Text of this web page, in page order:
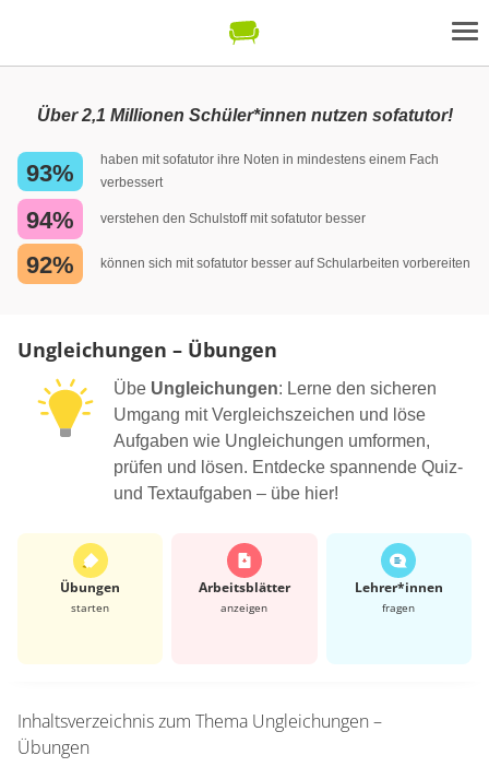
Über 2,1 Millionen Schüler*innen nutzen sofatutor!
93%
haben mit sofatutor ihre Noten in mindestens einem Fach
verbessert
94% verstehen den Schulstoff mit sofatutor besser
92% können sich mit sofatutor besser auf Schularbeiten vorbereiten
Ungleichungen – Übungen
Übe Ungleichungen: Lerne den sicheren
Umgang mit Vergleichszeichen und löse
Aufgaben wie Ungleichungen umformen,
prüfen und lösen. Entdecke spannende Quiz-
und Textaufgaben – übe hier!
Übungen
starten
Arbeits­blätter
anzeigen
Lehrer*​innen
fragen
Inhaltsverzeichnis zum Thema Ungleichungen –
Übungen